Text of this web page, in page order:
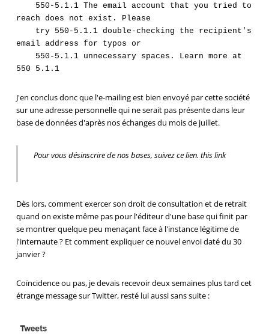
reach does not exist. Please
email address for typos or
J'en conclus donc que l'e-mailing est bien envoyé par cette société
sur une adresse personnelle qui ne serait pas présente dans leur
base de données d'après nos échanges du mois de juillet.
Pour vous désinscrire de nos bases, suivez ce lien. this link
Dès lors, comment exercer son droit de consultation et de retrait
quand on existe même pas pour l'éditeur d'une base qui finit par
se montrer quelque peu menaçant face à l'instance légitime de
l'internaute ? Et comment expliquer ce nouvel envoi daté du 30
janvier ?
Coïncidence ou pas, je devais recevoir deux semaines plus tard cet
étrange message sur Twitter, resté lui aussi sans suite :